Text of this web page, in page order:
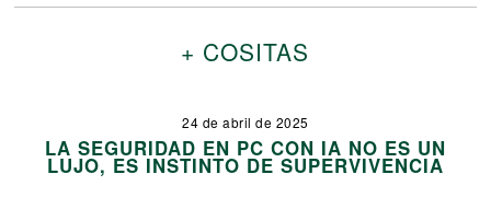
+ COSITAS
24 de abril de 2025
LA SEGURIDAD EN PC CON IA NO ES UN
LUJO, ES INSTINTO DE SUPERVIVENCIA